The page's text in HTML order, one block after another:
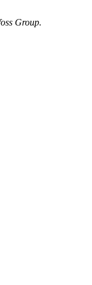
Group.